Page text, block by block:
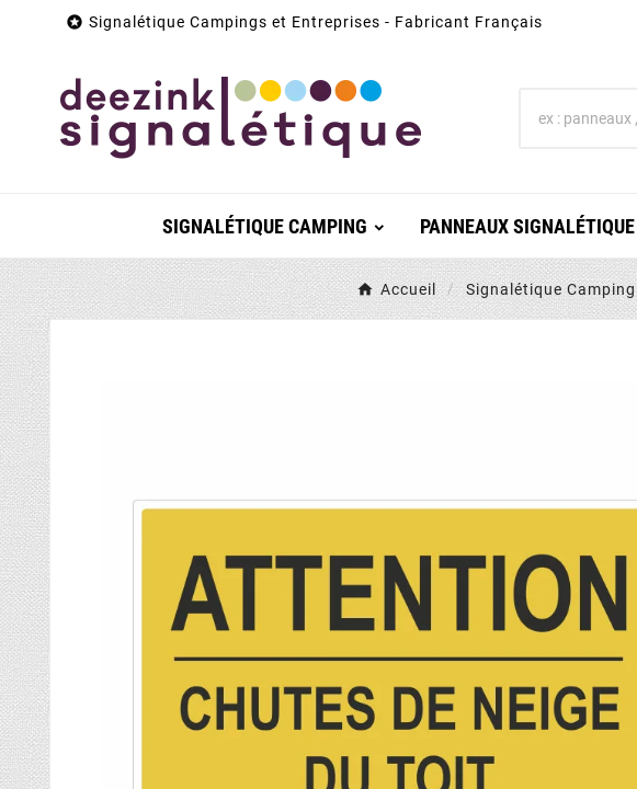
 Signalétique Campings et Entreprises - Fabricant Français
SIGNALÉTIQUE CAMPING PANNEAUX SIGNALÉTIQUE
Accueil Signalétique Camping